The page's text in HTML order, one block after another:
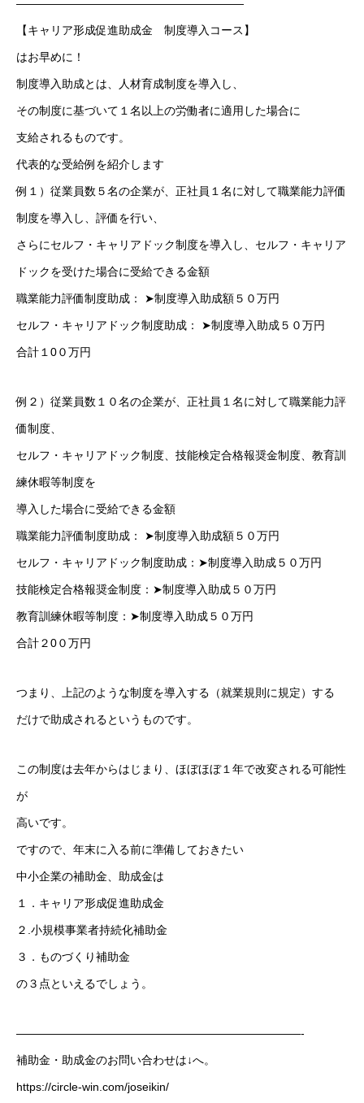
スタッフブログ
会社概要
無料メルマガ登録
トップページ
————————————————————
【キャリア形成促進助成金 制度導入コース】
はお早めに！
制度導入助成とは、人材育成制度を導入し、
その制度に基づいて１名以上の労働者に適用した場合に
支給されるものです。
代表的な受給例を紹介します
例１）従業員数５名の企業が、正社員１名に対して職業能力評価
制度を導入し、評価を行い、
さらにセルフ・キャリアドック制度を導入し、セルフ・キャリア
ドックを受けた場合に受給できる金額
職業能力評価制度助成： ➤制度導入助成額５０万円
セルフ・キャリアドック制度助成： ➤制度導入助成５０万円
合計１0０万円
例２）従業員数１０名の企業が、正社員１名に対して職業能力評
価制度、
セルフ・キャリアドック制度、技能検定合格報奨金制度、教育訓
練休暇等制度を
導入した場合に受給できる金額
職業能力評価制度助成： ➤制度導入助成額５０万円
セルフ・キャリアドック制度助成：➤制度導入助成５０万円
技能検定合格報奨金制度：➤制度導入助成５０万円
教育訓練休暇等制度：➤制度導入助成５０万円
合計２0０万円
つまり、上記のような制度を導入する（就業規則に規定）する
だけで助成されるというものです。
この制度は去年からはじまり、ほぼほぼ１年で改変される可能性
が
高いです。
ですので、年末に入る前に準備しておきたい
中小企業の補助金、助成金は
１．キャリア形成促進助成金
２.小規模事業者持続化補助金
３．ものづくり補助金
の３点といえるでしょう。
—————————————————————————-
補助金・助成金のお問い合わせは↓へ。
https://circle-win.com/joseikin/